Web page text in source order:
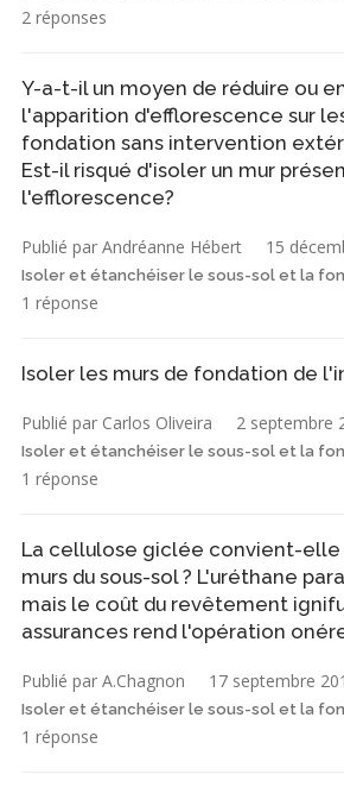
2 réponses
Y-a-t-il un moyen de réduire ou
l'apparition d'efflorescence sur
fondation sans intervention
Est-il risqué d'isoler un mur
l'efflorescence?
Publié par Andréanne Hébert 15
Isoler et étanchéiser le sous-sol et la
1 réponse
Isoler les murs de fondation de
Publié par Carlos Oliveira 2 septembre
Isoler et étanchéiser le sous-sol et la
1 réponse
La cellulose giclée convient-elle
murs du sous-sol ? L'uréthane
mais le coût du revêtement
assurances rend l'opération
Publié par A.Chagnon 17 septembre
Isoler et étanchéiser le sous-sol et la
1 réponse